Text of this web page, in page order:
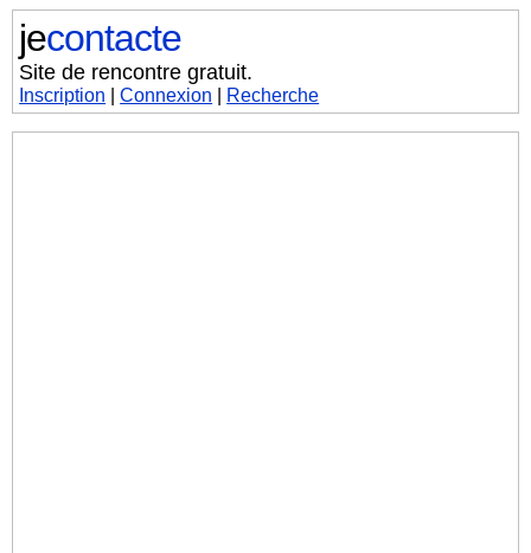
jecontacte
Site de rencontre gratuit.
Inscription |Connexion Recherche